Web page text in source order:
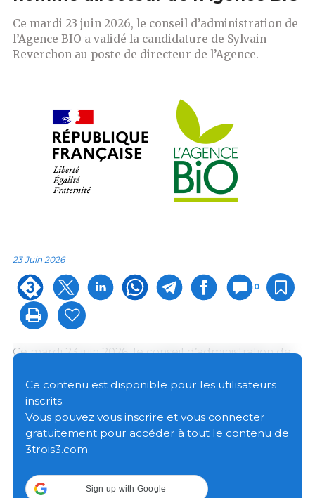
Ce mardi 23 juin 2026, le conseil d’administration de
l’Agence BIO a validé la candidature de Sylvain
Reverchon au poste de directeur de l’Agence.
23 Juin 2026
0
Ce mardi 23 juin 2026, le conseil d’administration de
Reverchon, proposée par Annie Genevard, ministre
de l’Agriculture, de l’Agro-alimentaire et de la
Souveraineté alimentaire, au poste de directeur de
l’Agence.
vient de publier les chiffres 2025 de l'Observatoire
Ce contenu est disponible pour les utilisateurs
inscrits.
Vous pouvez vous inscrire et vous connecter
gratuitement pour accéder à tout le contenu de
3trois3.com.
Sign up with Google